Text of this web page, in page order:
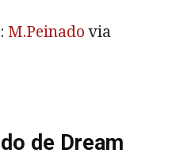
M.Peinado via
de Dream